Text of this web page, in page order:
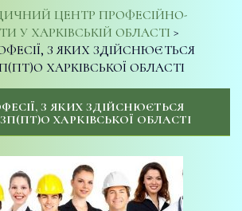
ЦЕНТР ПРОФЕСІЙНО-
У ХАРКІВСЬКІЙ ОБЛАСТІ >
З ЯКИХ ЗДІЙСНЮЄТЬСЯ
ХАРКІВСЬКОЇ ОБЛАСТІ
З ЯКИХ ЗДІЙСНЮЄТЬСЯ
ХАРКІВСЬКОЇ ОБЛАСТІ